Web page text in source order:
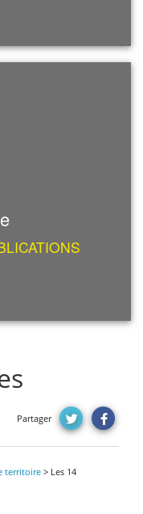
Partager
territoire > Les 14